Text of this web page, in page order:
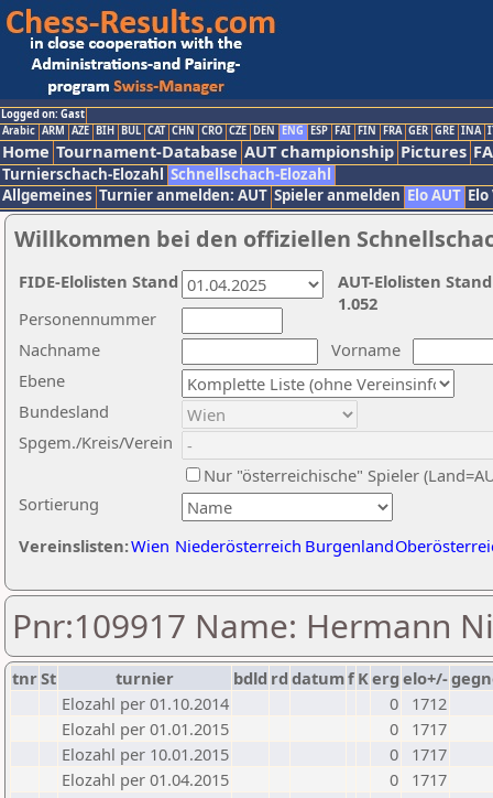
Logged on: Gast
Arabic ARM AZE BIH BUL CAT CHN CRO CZE DEN ENG ESP FAI FIN FRA GER GRE INA
Home Tournament-Database AUT championship Pictures
Turnierschach-Elozahl Schnellschach-Elozahl
Allgemeines Turnier anmelden: AUT Spieler anmelden Elo AUT
Willkommen bei den offiziellen
Nachname
Vorname
Ebene
Sortierung
Personennummer
Bundesland
Spgem./Kreis/Verein
Nur "österreichische" Spieler
Vereinslisten:Wien Niederösterreich Burgenland
AUT-Elolisten
1.052
FIDE-Elolisten Stand
Pnr:109917 Name: Hermann
tnrSt turnier bdld rd datumf Kerg elo+/-
Elozahl per 01.10.2014
0
1712
Elozahl per 01.01.2015
0
1717
Elozahl per 10.01.2015
0
1717
Elozahl per 01.04.2015
0
1717